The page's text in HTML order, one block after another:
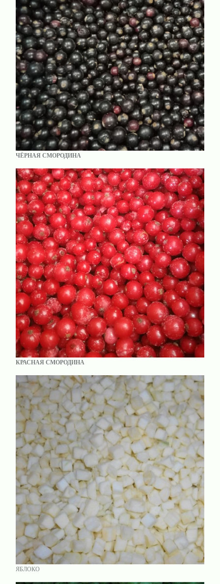
ЧЁРНАЯ СМОРОДИНА
КРАСНАЯ СМОРОДИНА
ЯБЛОКО